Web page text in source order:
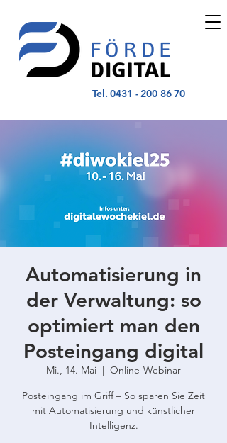
Tel.0431 - 200 86 70
Automatisierung in
der Verwaltung: so
optimiert man den
Posteingang digital
Mi., 14. Mai
  |
Online-Webinar
Posteingang im Griff – So sparen Sie Zeit
mit Automatisierung und künstlicher
Intelligenz.